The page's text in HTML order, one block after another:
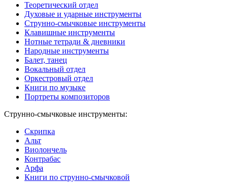
Теоретический отдел
Духовые и ударные инструменты
Струнно-смычковые инструменты
Клавишные инструменты
Нотные тетради & дневники
Народные инструменты
Балет, танец
Вокальный отдел
Оркестровый отдел
Книги по музыке
Портреты композиторов
Струнно-смычковые инструменты:
Скрипка
Альт
Виолончель
Контрабас
Арфа
Книги по струнно-смычковой